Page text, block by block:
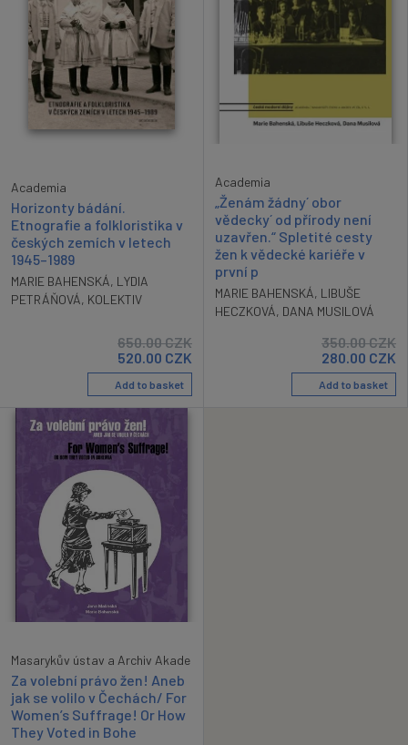
Academia
Horizonty bádání.
Etnografie a folkloristika v
českých zemích v letech
1945–1989
MARIE BAHENSKÁ, LYDIA
PETRÁŇOVÁ, KOLEKTIV
650.00CZK
520.00 CZK
Add to basket
Academia
„Ženám žádny´ obor
vědecky´ od přírody není
uzavřen.“ Spletité cesty
žen k vědecké kariéře v
první p
MARIE BAHENSKÁ, LIBUŠE
HECZKOVÁ, DANA MUSILOVÁ
350.00CZK
280.00 CZK
Add to basket
Masarykův ústav a Archiv Akade
Za volební právo žen! Aneb
jak se volilo v Čechách/ For
Women’s Suffrage! Or How
They Voted in Bohe